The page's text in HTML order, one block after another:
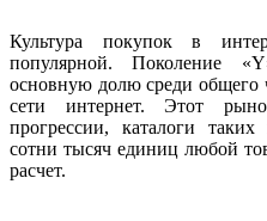
Культура покупок в
популярной. Поколение
основную долю среди общего
сети интернет. Этот
прогрессии, каталоги таких
сотни тысяч единиц любой
расчет.